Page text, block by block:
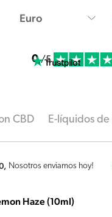
0 /5
CBD E-líquidos de
Nosotros enviamos hoy!
Haze (10ml)